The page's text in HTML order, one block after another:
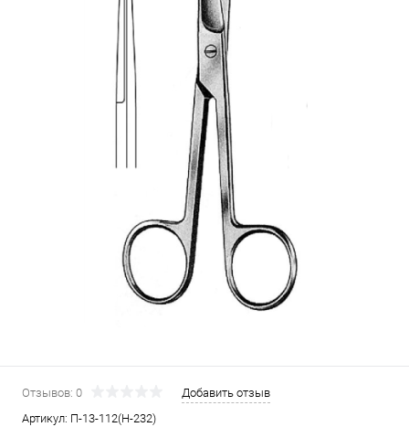
Отзывов: 0
Добавить отзыв
Артикул: П-13-112(Н-232)